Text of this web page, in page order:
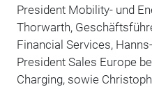
President Mobility- und
Thorwarth,
Financial Services,
President Sales Europe
Charging, sowie